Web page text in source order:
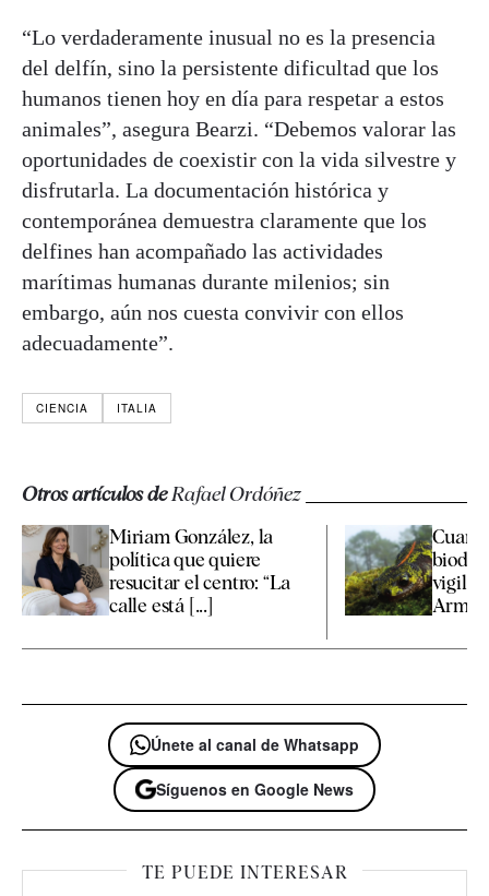
“Lo verdaderamente inusual no es la presencia
del delfín, sino la persistente dificultad que los
humanos tienen hoy en día para respetar a estos
animales”, asegura Bearzi. “Debemos valorar las
oportunidades de coexistir con la vida silvestre y
disfrutarla. La documentación histórica y
contemporánea demuestra claramente que los
delfines han acompañado las actividades
marítimas humanas durante milenios; sin
embargo, aún nos cuesta convivir con ellos
adecuadamente”.
CIENCIA ITALIA
Otros artículos deRafael Ordóñez
Miriam González, la
política que quiere
resucitar el centro: “La
calle está [...]
vigilan
Únete al canal de Whatsapp
Síguenos en Google News
TE PUEDE INTERESAR